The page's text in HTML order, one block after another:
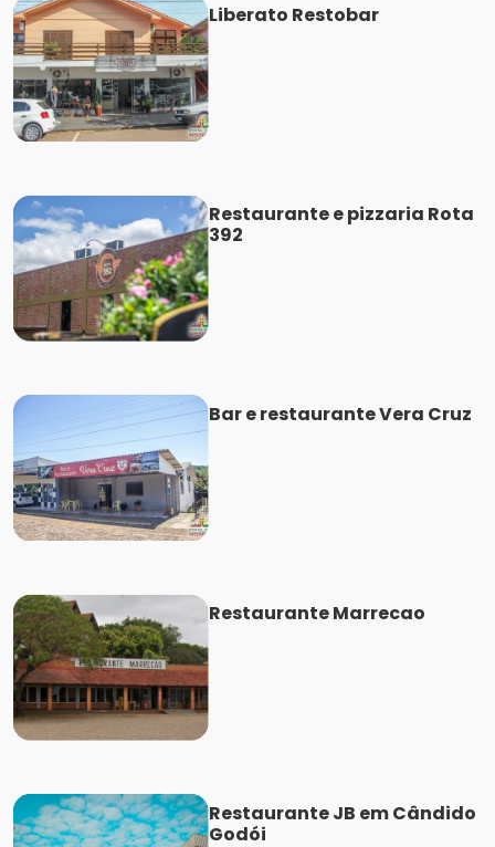
Liberato Restobar
Restaurante e pizzaria Rota
392
Bar e restaurante Vera Cruz
Restaurante Marrecao
Restaurante JB em Cândido
Godói